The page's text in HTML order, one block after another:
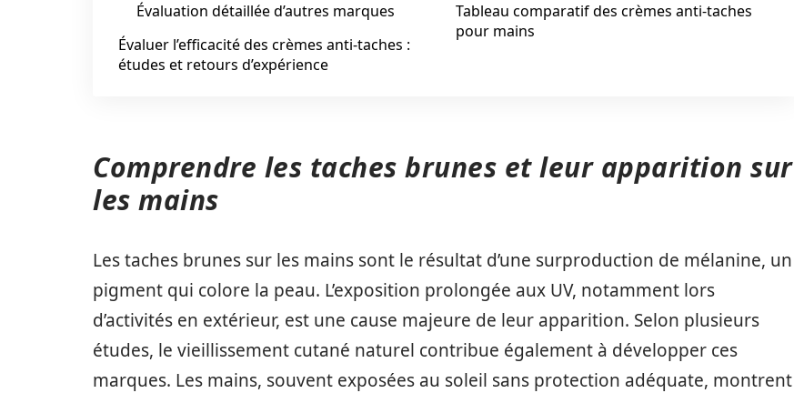
Évaluation détaillée d’autres marques
Évaluer l’efficacité des crèmes anti-taches :
études et retours d’expérience
Tableau comparatif des crèmes anti-taches
pour mains
Comprendre les taches brunes et leur apparition sur
les mains
Les taches brunes sur les mains sont le résultat d’une surproduction de mélanine, un
pigment qui colore la peau. L’exposition prolongée aux UV, notamment lors
d’activités en extérieur, est une cause majeure de leur apparition. Selon plusieurs
études, le vieillissement cutané naturel contribue également à développer ces
marques. Les mains, souvent exposées au soleil sans protection adéquate, montrent